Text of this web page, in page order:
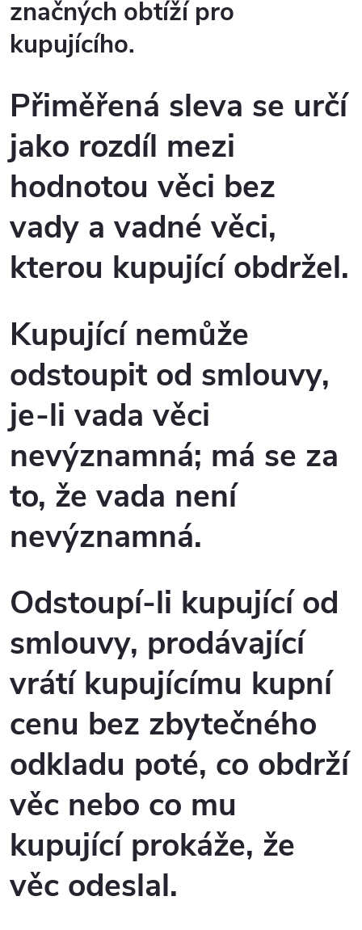
značných obtíží pro
kupujícího.
Přiměřená sleva se určí
jako rozdíl mezi
hodnotou věci bez
vady a vadné věci,
kterou kupující obdržel.
Kupující nemůže
odstoupit od smlouvy,
je-li vada věci
nevýznamná; má se za
to, že vada není
nevýznamná.
Odstoupí-li kupující od
smlouvy, prodávající
vrátí kupujícímu kupní
cenu bez zbytečného
odkladu poté, co obdrží
věc nebo co mu
kupující prokáže, že
věc odeslal.